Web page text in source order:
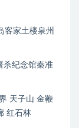
客家土楼泉州
杀纪念馆秦准
天子山 金鞭
红石林